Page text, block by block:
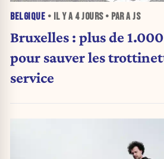
BELGIQUE • IL Y A 4 JOURS• PAR A JS
Bruxelles : plus de
pour sauver les
service